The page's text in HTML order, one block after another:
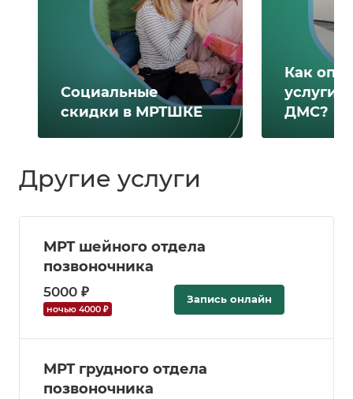
Социальные
скидки в МРТШКЕ
Как
услуги
ДМС?
Другие услуги
МРТ шейного отдела
позвоночника
5000 ₽
ночью 4000 ₽
Запись онлайн
МРТ грудного отдела
позвоночника